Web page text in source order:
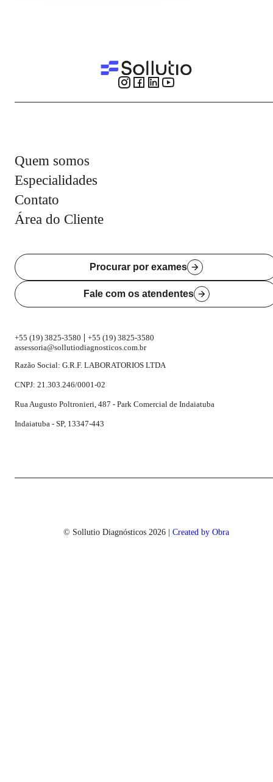
Quem somos
Especialidades
Contato
Área do Cliente
+55 (19) 3825-3580 | +55 (19) 3825-3580
assessoria@sollutiodiagnosticos.com.br
Razão Social: G.R.F. LABORATORIOS LTDA
CNPJ: 21.303.246/0001-02
Rua Augusto Poltronieri, 487 - Park Comercial de Indaiatuba
Indaiatuba - SP, 13347-443
Procurar por exames
Fale com os atendentes
© Sollutio Diagnósticos 2026 | Created by Obra